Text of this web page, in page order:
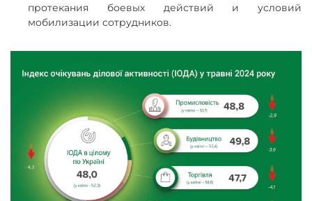
протекания боевых действий и условий
мобилизации сотрудников.